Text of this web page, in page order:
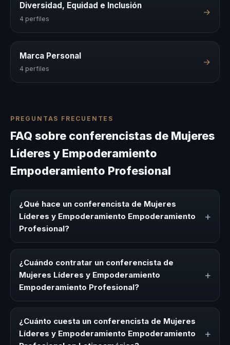
Diversidad, Equidad e Inclusión
4 perfiles
→
Marca Personal
4 perfiles
→
PREGUNTAS FRECUENTES
FAQ sobre conferencistas de Mujeres
Líderes y Empoderamiento
Empoderamiento Profesional
¿Qué hace un conferencista de Mujeres
Líderes y Empoderamiento Empoderamiento
Profesional?
+
Empoderamiento Profesional es un experto que comparte
conocimiento, estrategias y experiencias sobre este tema
en eventos corporativos, convenciones y seminarios. Su
objetivo es generar reflexión, inspiración y herramientas
aplicables para la audiencia.
¿Cuándo contratar un conferencista de
Mujeres Líderes y Empoderamiento
Empoderamiento Profesional?
+
Empoderamiento Empoderamiento Profesional para kick-
offs, convenciones anuales, programas de desarrollo,
eventos de integración o cuando tu organización
¿Cuánto cuesta un conferencista de Mujeres
Líderes y Empoderamiento Empoderamiento
+